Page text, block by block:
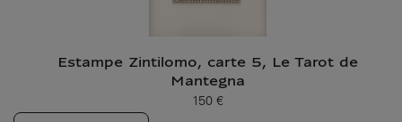
Estampe Zintilomo, carte 5, Le Tarot de
Mantegna
Prix ​​actuel
150 €